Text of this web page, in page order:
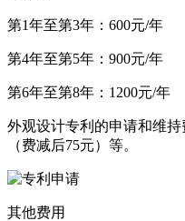
第1年至第3年：600元/年
第4年至第5年：900元/年
第6年至第8年：1200元/年
外观设计专利的申请和维
（费减后75元）等。
其他费用